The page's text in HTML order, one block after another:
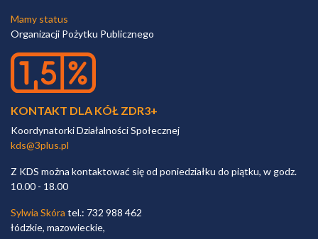
Mamy status
Organizacji Pożytku Publicznego
KONTAKT DLA KÓŁ ZDR3+
Koordynatorki Działalności Społecznej
kds@3plus.pl
Z KDS można kontaktować się od poniedziałku do piątku, w godz.
10.00 - 18.00
Sylwia Skóra tel.: 732 988 462
łódzkie, mazowieckie,